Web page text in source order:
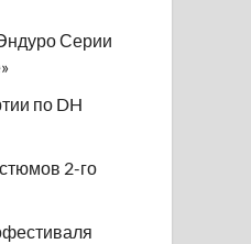
Серии
по DH
2-го